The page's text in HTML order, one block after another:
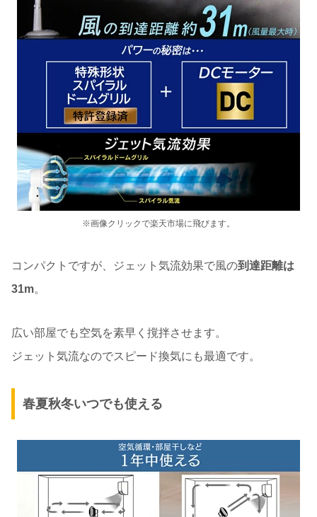
※画像クリックで楽天市場に飛びます。
コンパクトですが、ジェット気流効果で風の到達距離は
31m。
広い部屋でも空気を素早く撹拌させます。
ジェット気流なのでスピード換気にも最適です。
春夏秋冬いつでも使える